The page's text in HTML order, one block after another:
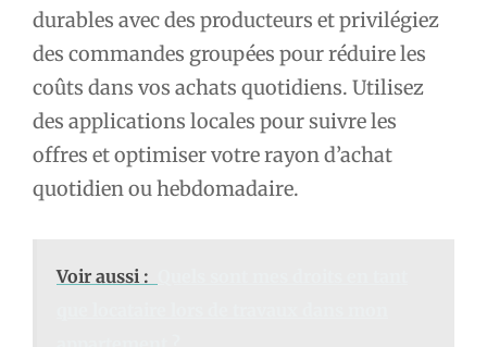
durables avec des producteurs et privilégiez
des commandes groupées pour réduire les
coûts dans vos achats quotidiens. Utilisez
des applications locales pour suivre les
offres et optimiser votre rayon d’achat
quotidien ou hebdomadaire.
Voir aussi :